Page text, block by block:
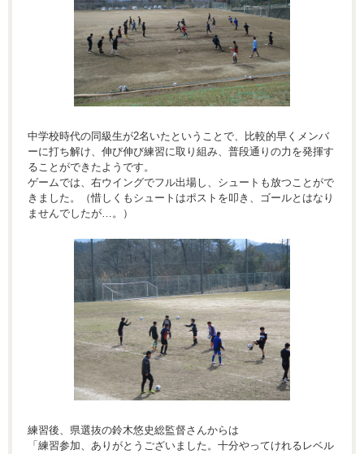
中学校時代の同級生が2名いたということで、比較的早くメンバ
ーに打ち解け、伸び伸び練習に取り組み、普段通りの力を発揮す
ることができたようです。
ゲームでは、右ウイングでフル出場し、シュートも放つことがで
きました。（惜しくもシュートはポストを叩き、ゴールとはなり
ませんでしたが…。）
練習後、県選抜の鈴木悠史総監督さんからは
「練習参加、ありがとうございました。十分やってけれるレベル